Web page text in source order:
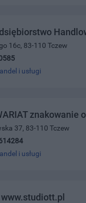
16c, 83-110 Tczew
i usługi
znakowanie
37, 83-110 Tczew
i usługi